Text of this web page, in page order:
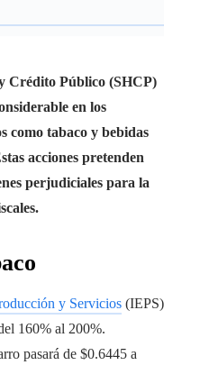
Crédito Público (SHCP)
en los
como tabaco y bebidas
acciones pretenden
perjudiciales para la
y Servicios (IEPS)
160% al 200%.
pasará de $0.6445 a